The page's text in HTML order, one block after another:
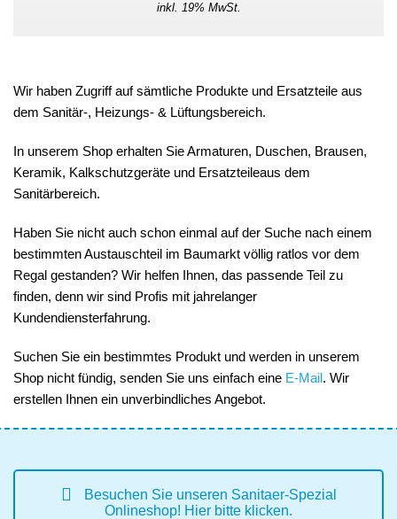
inkl. 19% MwSt.
Wir haben Zugriff auf sämtliche Produkte und Ersatzteile aus
dem Sanitär-, Heizungs- & Lüftungsbereich.
In unserem Shop erhalten Sie Armaturen, Duschen, Brausen,
Keramik, Kalkschutzgeräte und Ersatzteileaus dem
Sanitärbereich.
Haben Sie nicht auch schon einmal auf der Suche nach einem
bestimmten Austauschteil im Baumarkt völlig ratlos vor dem
Regal gestanden? Wir helfen Ihnen, das passende Teil zu
finden, denn wir sind Profis mit jahrelanger
Kundendiensterfahrung.
Suchen Sie ein bestimmtes Produkt und werden in unserem
Shop nicht fündig, senden Sie uns einfach eine E-Mail. Wir
erstellen Ihnen ein unverbindliches Angebot.
Besuchen Sie unseren Sanitaer-Spezial
Onlineshop! Hier bitte klicken.